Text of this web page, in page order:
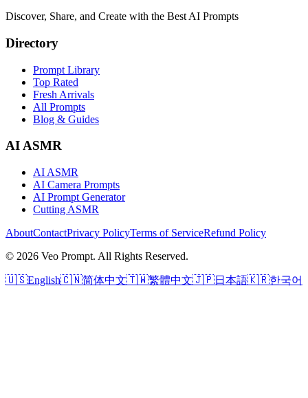
Discover, Share, and Create with the Best AI Prompts
Directory
Prompt Library
Top Rated
Fresh Arrivals
All Prompts
Blog & Guides
AI ASMR
AI ASMR
AI Camera Prompts
AI Prompt Generator
Cutting ASMR
AboutContactPrivacy PolicyTerms of ServiceRefund Policy
© 2026 Veo Prompt. All Rights Reserved.
🇺🇸English🇨🇳简体中文🇹🇼繁體中文🇯🇵日本語🇰🇷한국어